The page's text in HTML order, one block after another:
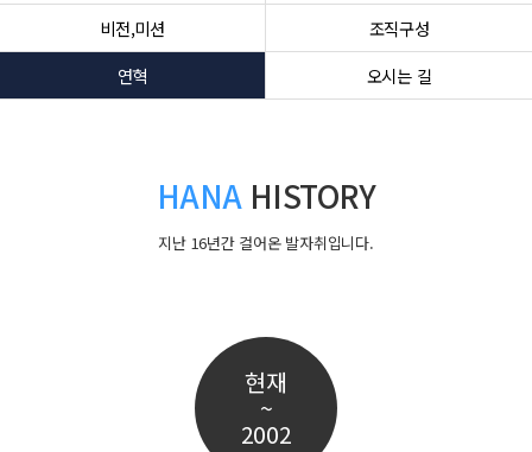
비전,미션
조직구성
연혁
오시는 길
HANAHISTORY
지난 16년간 걸어온 발자취입니다.
현재
~
2002